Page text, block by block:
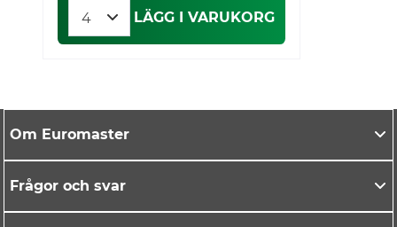
LÄGG I VARUKORG
Om Euromaster
Frågor och svar